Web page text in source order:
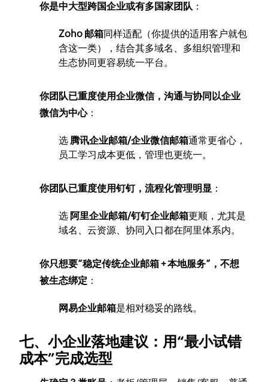
你是中大型跨国企业或有多国家团队 ：
Zoho 邮箱同样适配（你提供的适用客户就包
含这一类），结合其多域名、多组织管理和
生态协同更容易统一平台。
你团队已重度使用企业微信，沟通与协同以企业
微信为中心：
选 腾讯企业邮箱/企业微信邮箱通常更省心，
员工学习成本更低，管理也更统一。
你团队已重度使用钉钉，流程化管理明显 ：
选 阿里企业邮箱/钉钉企业邮箱更顺，尤其是
域名、云资源、协同入口都在阿里体系内。
你只想要“稳定传统企业邮箱 + 本地服务”，不想
被生态绑定 ：
网易企业邮箱是相对稳妥的路线。
七、小企业落地建议：用“最小试错
成本”完成选型